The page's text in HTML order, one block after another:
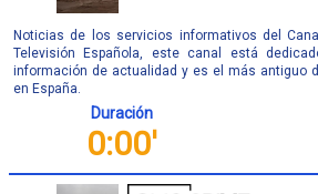
Noticias de los servicios informativos del
Televisión Española, este canal está
información de actualidad y es el más antiguo
en España.
Duración
0:00'